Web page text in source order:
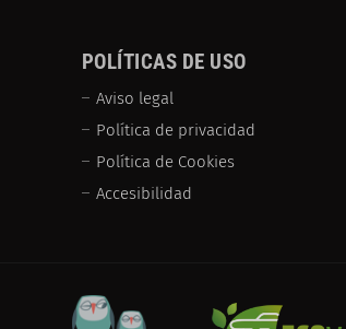
POLÍTICAS DE USO
Aviso legal
Política de privacidad
Política de Cookies
Accesibilidad